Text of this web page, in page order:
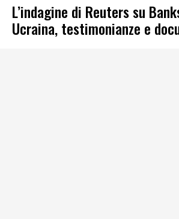
L’indagine di Reuters su
Ucraina, testimonianze e